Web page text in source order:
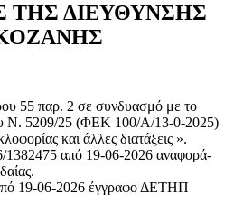
ΤΗΣ ΔΙΕΥΘΥΝΣΗΣ
55 παρ. 2 σε συνδυασμό με το
Ν. 5209/25 (ΦΕΚ 100/A/13-0-2025)
και άλλες διατάξεις ».
1382475 από 19-06-2026 αναφορά-
19-06-2026 έγγραφο ΔΕΤΗΠ